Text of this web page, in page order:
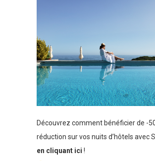
Découvrez comment bénéficier de -
réduction sur vos nuits d’hôtels avec
en cliquant ici !